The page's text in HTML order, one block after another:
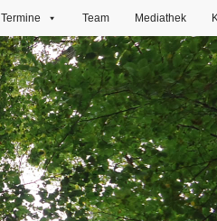
Termine Team Mediathek